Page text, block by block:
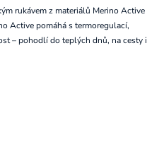
rukávem z materiálů Merino Active
Active pomáhá s termoregulací,
– pohodlí do teplých dnů, na cesty i